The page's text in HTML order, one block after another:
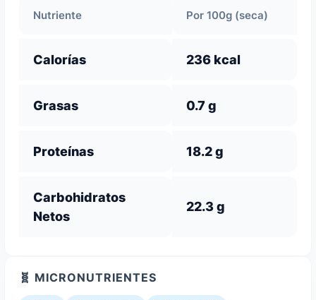
Nutriente Por 100g (seca)
Calorías 236 kcal
Grasas 0.7 g
Proteínas 18.2 g
Carbohidratos
Netos
22.3 g
🧬 MICRONUTRIENTES